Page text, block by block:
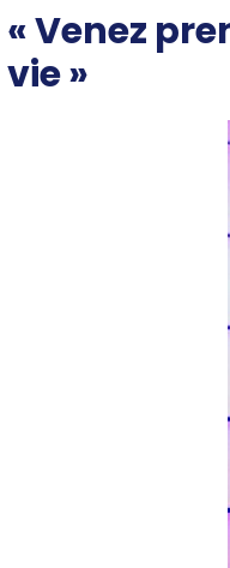
« Venez
vie »